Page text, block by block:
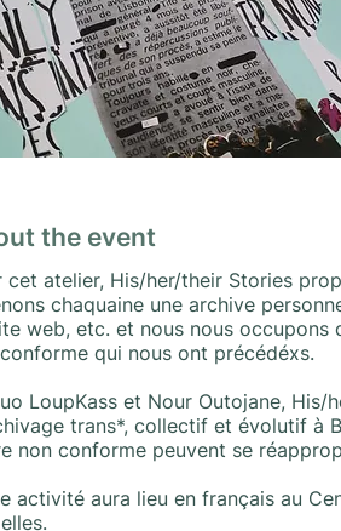
the event
cet atelier, His/her/their Stories
chaquaine une archive
web, etc. et nous nous occupons
qui nous ont précédéxs.
LoupKass et Nour Outojane, His/
trans*, collectif et évolutif à
non conforme peuvent se
activité aura lieu en français au